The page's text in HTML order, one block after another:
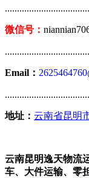
微信号：
Email：
地址： 云南省昆明
云南昆明逸天物流
车、大件运输、零